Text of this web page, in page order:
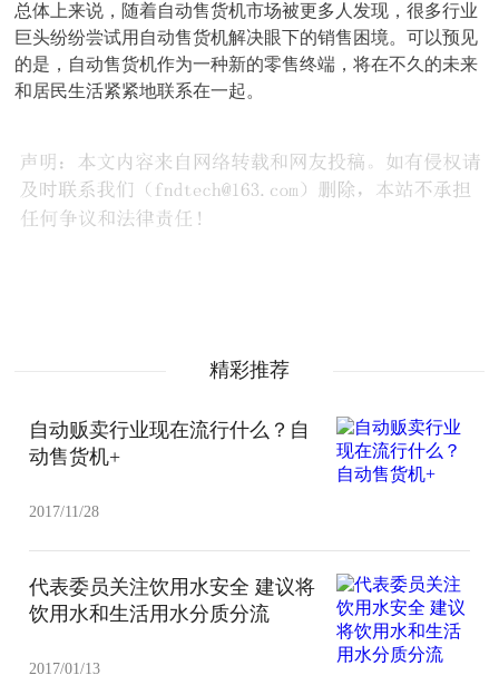
总体上来说，随着自动售货机市场被更多人发现，很多行业
巨头纷纷尝试用自动售货机解决眼下的销售困境。可以预见
的是，自动售货机作为一种新的零售终端，将在不久的未来
和居民生活紧紧地联系在一起。
精彩推荐
自动贩卖行业现在流行什么？自
动售货机+
2017/11/28
代表委员关注饮用水安全 建议将
饮用水和生活用水分质分流
2017/01/13